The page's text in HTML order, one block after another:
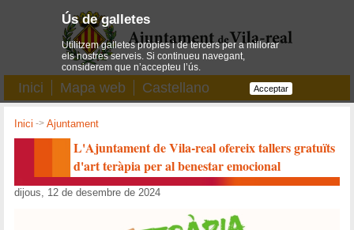
Inici Mapa web Castellano
Inici ->Ajuntament
L'Ajuntament de Vila-real ofereix tallers gratuïts
d'art teràpia per al benestar emocional
dijous, 12 de desembre de 2024
Ús de galletes
Utilitzem galletes pròpies i de tercers per a millorar
els nostres serveis. Si continueu navegant,
considerem que n’accepteu l’ús.
Acceptar